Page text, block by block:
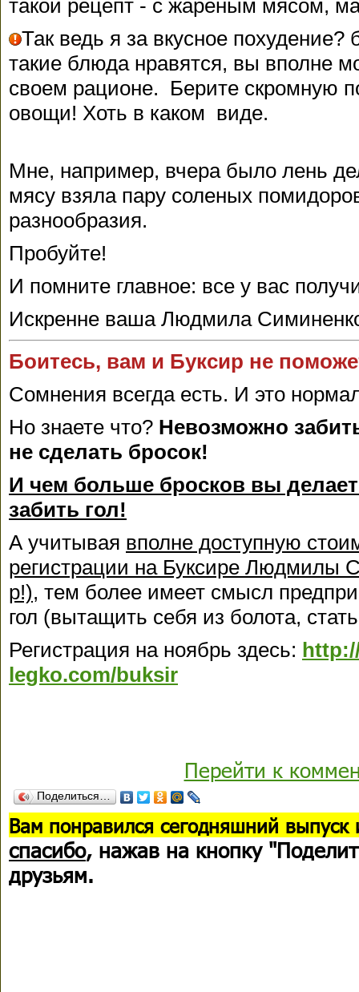
такой рецепт - с жареным мясом,
Так ведь я за вкусное
такие блюда нравятся, вы вполне
своем рационе. Берите скромную
овощи! Хоть в каком виде.
Мне, например, вчера было лень
мясу взяла пару соленых
разнообразия.
Пробуйте!
И помните главное: все у вас
Искренне ваша Людмила
Боитесь, вам и Буксир не
Сомнения всегда есть. И это
Но знаете что? Невозможно
не сделать бросок!
И чем больше бросков вы
забить гол!
А учитывая вполне доступную
регистрации на Буксире Людмилы
р!), тем более имеет смысл
гол (вытащить себя из болота,
Регистрация на ноябрь здесь:
legko.com/buksir
Перейти к
Поделиться…
Вам понравился сегодняшний выпуск
спасибо, нажав на кнопку
друзьям.